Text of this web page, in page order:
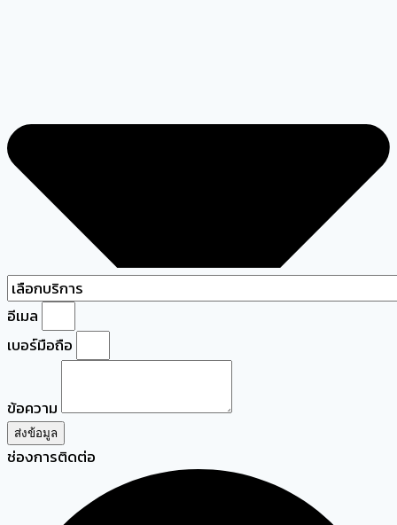
อีเมล
เบอร์มือถือ
ข้อความ
ส่งข้อมูล
ช่องการติดต่อ